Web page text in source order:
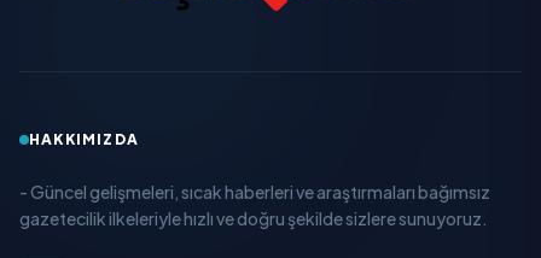
HAKKIMIZDA
- Güncel gelişmeleri, sıcak haberleri ve araştırmaları bağımsız
gazetecilik ilkeleriyle hızlı ve doğru şekilde sizlere sunuyoruz.